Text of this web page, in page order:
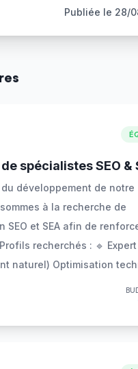
Publiée le 28/
spécialistes SEO &
développement de notre
à la recherche de
SEO et SEA afin de
recherchés : 🔹 Expert
naturel) Optimisation